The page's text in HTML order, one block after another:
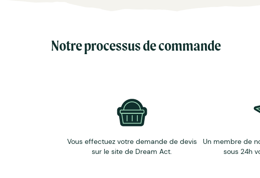
Notre processus de commande
Vous effectuez votre demande de devis
sur le site de Dream Act.
Un membre de
sous 24h